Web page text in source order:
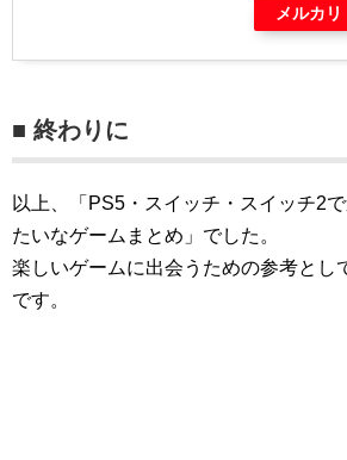
メルカリ
■ 終わりに
以上、「PS5・スイッチ・スイッチ2
たいなゲームまとめ」でした。
楽しいゲームに出会うための参考とし
です。